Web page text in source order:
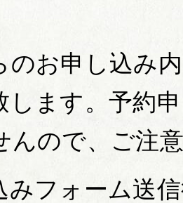
のお申し込み
します。予約
んので、ご注
みフォーム送